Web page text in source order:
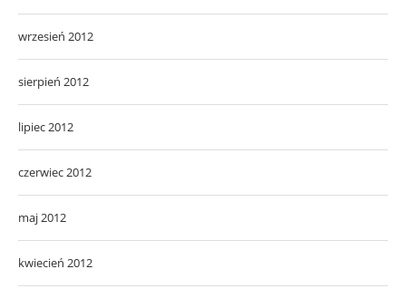
wrzesień 2012
sierpień 2012
lipiec 2012
czerwiec 2012
maj 2012
kwiecień 2012